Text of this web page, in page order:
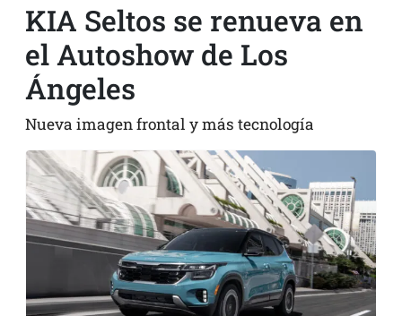
KIA Seltos se renueva en
el Autoshow de Los
Ángeles
Nueva imagen frontal y más tecnología